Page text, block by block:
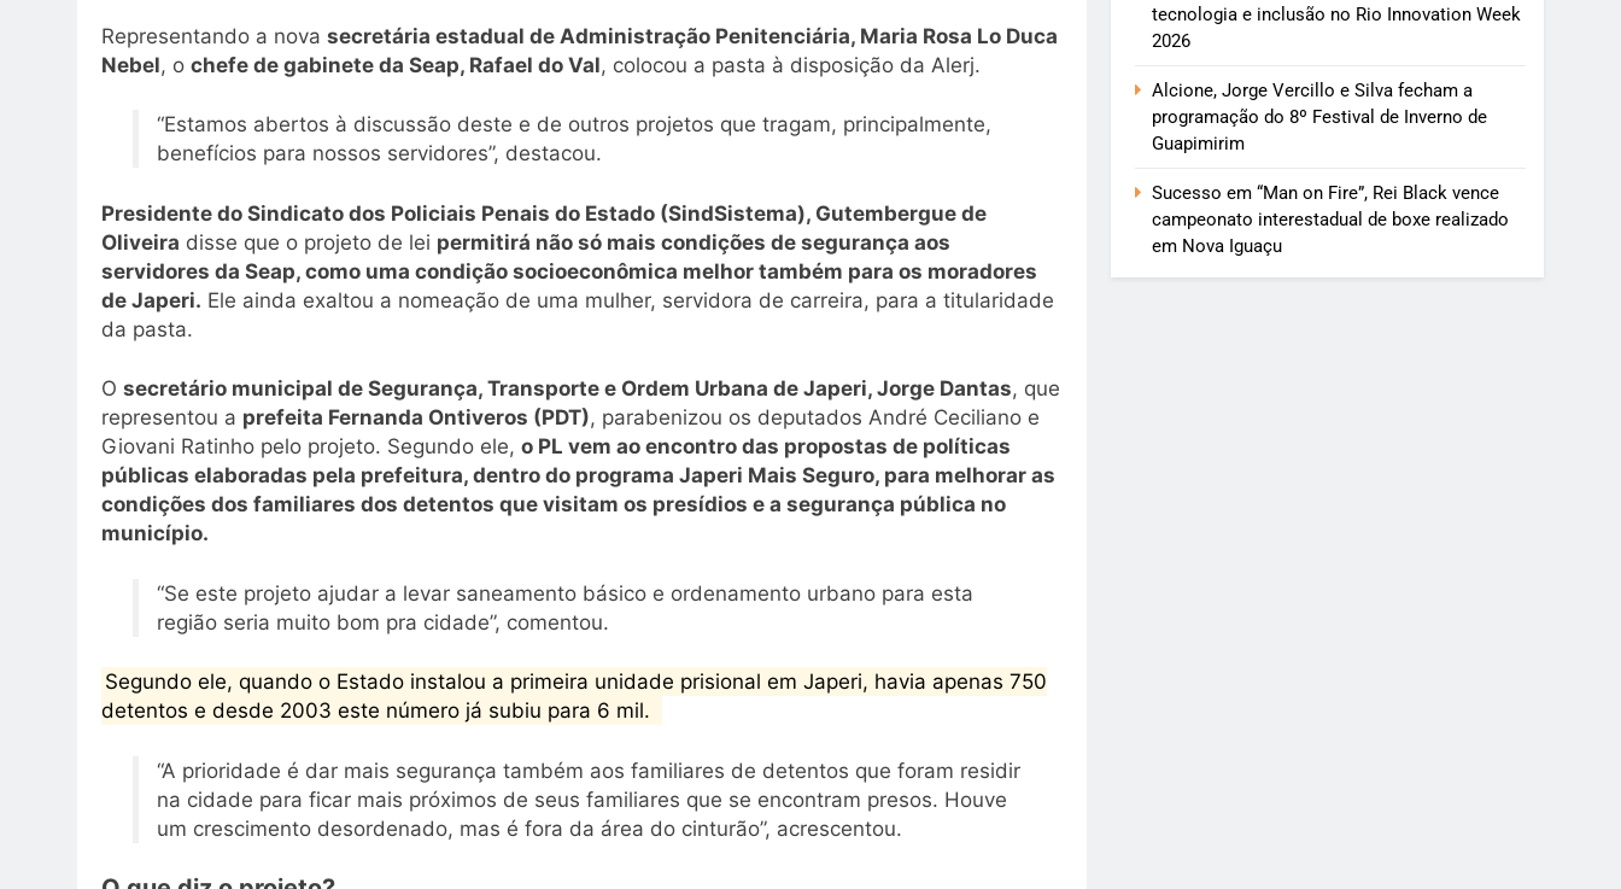
Representando a nova secretária estadual de Administração Penitenciária, Maria Rosa Lo Duca
Nebel, o chefe de gabinete da Seap, Rafael do Val, colocou a pasta à disposição da Alerj.
“Estamos abertos à discussão deste e de outros projetos que tragam, principalmente,
benefícios para nossos servidores”, destacou.
Presidente do Sindicato dos Policiais Penais do Estado (SindSistema), Gutembergue de
Oliveira disse que o projeto de lei permitirá não só mais condições de segurança aos
servidores da Seap, como uma condição socioeconômica melhor também para os moradores
de Japeri. Ele ainda exaltou a nomeação de uma mulher, servidora de carreira, para a titularidade
da pasta.
O secretário municipal de Segurança, Transporte e Ordem Urbana de Japeri, Jorge Dantas, que
representou a prefeita Fernanda Ontiveros (PDT), parabenizou os deputados André Ceciliano e
Giovani Ratinho pelo projeto. Segundo ele, o PL vem ao encontro das propostas de políticas
públicas elaboradas pela prefeitura, dentro do programa Japeri Mais Seguro, para melhorar as
condições dos familiares dos detentos que visitam os presídios e a segurança pública no
município.
“Se este projeto ajudar a levar saneamento básico e ordenamento urbano para esta
região seria muito bom pra cidade”, comentou.
Segundo ele, quando o Estado instalou a primeira unidade prisional em Japeri, havia apenas 750
detentos e desde 2003 este número já subiu para 6 mil.
“A prioridade é dar mais segurança também aos familiares de detentos que foram residir
na cidade para ficar mais próximos de seus familiares que se encontram presos. Houve
um crescimento desordenado, mas é fora da área do cinturão”, acrescentou.
tecnologia e inclusão no Rio Innovation Week
2026
Alcione, Jorge Vercillo e Silva fecham a
programação do 8º Festival de Inverno de
Guapimirim
Sucesso em “Man on Fire”, Rei Black vence
campeonato interestadual de boxe realizado
em Nova Iguaçu